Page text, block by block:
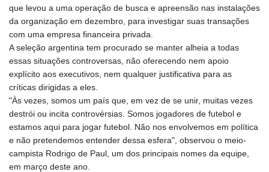
que levou a uma operação de busca e apreensão nas instalações
da organização em dezembro, para investigar suas transações
com uma empresa financeira privada.
A seleção argentina tem procurado se manter alheia a todas
essas situações controversas, não oferecendo nem apoio
explícito aos executivos, nem qualquer justificativa para as
críticas dirigidas a eles.
"Às vezes, somos um país que, em vez de se unir, muitas vezes
destrói ou incita controvérsias. Somos jogadores de futebol e
estamos aqui para jogar futebol. Não nos envolvemos em política
e não pretendemos entender dessa esfera", observou o meio-
campista Rodrigo de Paul, um dos principais nomes da equipe,
em março deste ano.